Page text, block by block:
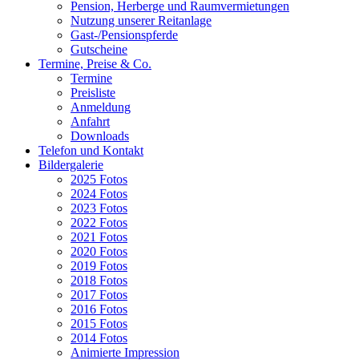
Pension, Herberge und Raumvermietungen
Nutzung unserer Reitanlage
Gast-/Pensionspferde
Gutscheine
Termine, Preise & Co.
Termine
Preisliste
Anmeldung
Anfahrt
Downloads
Telefon und Kontakt
Bildergalerie
2025 Fotos
2024 Fotos
2023 Fotos
2022 Fotos
2021 Fotos
2020 Fotos
2019 Fotos
2018 Fotos
2017 Fotos
2016 Fotos
2015 Fotos
2014 Fotos
Animierte Impression